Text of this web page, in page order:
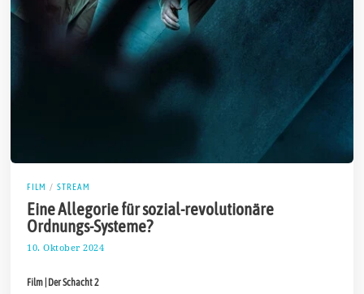
FILM / STREAM
Eine Allegorie für sozial-revolutionäre
Ordnungs-Systeme?
10. Oktober 2024
Film | Der Schacht 2